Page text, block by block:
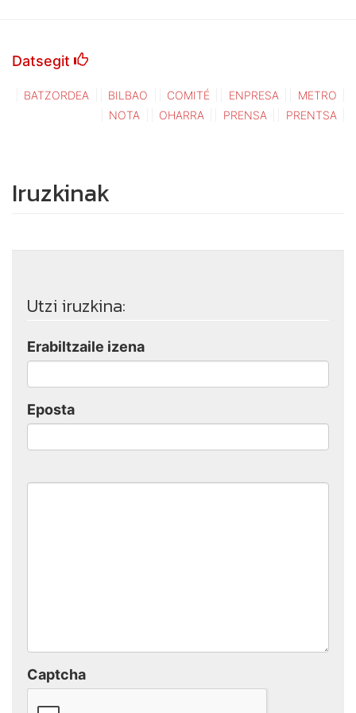
Datsegit
BATZORDEA BILBAO COMITÉ ENPRESA
METRO
NOTA
OHARRA PRENSA PRENTSA
Iruzkinak
Utzi iruzkina:
Erabiltzaile izena
Eposta
Captcha